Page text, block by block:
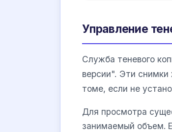
Управление
Служба теневого
версии". Эти снимки
томе, если не
Для просмотра
занимаемый объем.